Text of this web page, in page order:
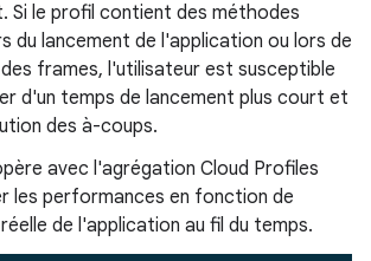
Si le profil contient des méthodes
du lancement de l'application ou lors de
frames, l'utilisateur est susceptible
d'un temps de lancement plus court et
des à-coups.
avec l'agrégation Cloud Profiles
les performances en fonction de
de l'application au fil du temps.